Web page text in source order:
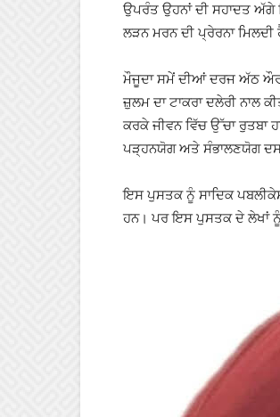
ਉਪਰੰਤ ਉਹਨਾਂ ਦੀ ਸਹਾਦਤ ਅੱਗੇ
ਲੜਨ ਮਰਨ ਦੀ ਪ੍ਰੇਰਨਾ ਮਿਲਦੀ
ਮੌਜੂਦਾ ਸਮੇਂ ਦੀਆਂ ਦਰਜ ਅੱਠ
ਜ਼ੁਲਮ ਦਾ ਟਾਕਰਾ ਦਲੇਰੀ ਨਾਲ
ਕਰਕੇ ਜੀਵਨ ਵਿੱਚ ਉੱਚਾ ਰੁਤਬਾ
ਪੜ੍ਹਨਯੋਗ ਅਤੇ ਸੰਭਾਲਣਯੋਗ
ਇਸ ਪੁਸਤਕ ਨੂੰ ਸਾਦਿਕ
ਹਨ। ਪਰ ਇਸ ਪੁਸਤਕ ਦੇ ਲੇਖਾਂ